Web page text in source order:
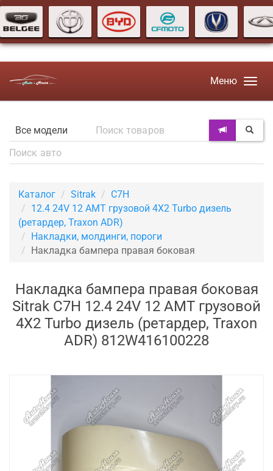
Меню
Каталог Sitrak
C7H
12.4 24V 12 AMT грузовой 4X2 Turbo дизель
(ретардер, Traxon ADR)
Накладки, молдинги, пороги
Накладка бампера правая боковая
Накладка бампера правая боковая
Sitrak C7H 12.4 24V 12 AMT грузовой
4X2 Turbo дизель (ретардер, Traxon
ADR) 812W416100228